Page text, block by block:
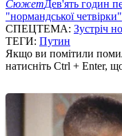
СюжетДев'ять годин
"нормандської четвірки"
СПЕЦТЕМА: Зустріч
ТЕГИ: Путин
Якщо ви помітили
натисніть Ctrl + Enter,